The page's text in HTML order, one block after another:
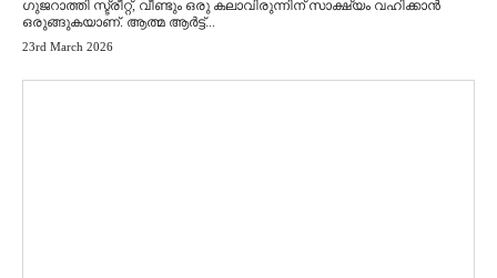
ഗുജറാത്തി സ്ട്രീറ്റ്, വീണ്ടും ഒരു കലാവിരുന്നിന് സാക്ഷ്യം വഹിക്കാൻ
ഒരുങ്ങുകയാണ്. ആത്മ ആർട്ട്...
23rd March 2026